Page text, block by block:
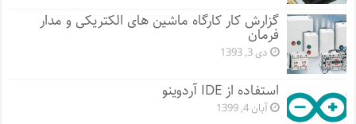
گزارش کار کارگاه ماشین های الکتریکی و مدار
فرمان
دی 3, 1393
استفاده از IDE آردوینو
آبان 4, 1399